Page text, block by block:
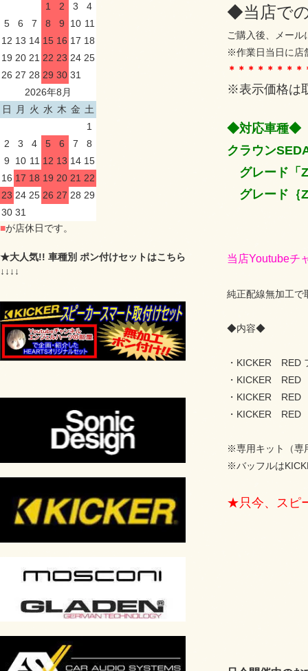
1
2 3
4
5
6 7 8 9 10 11
12 13 14 15 16 17 18
19 20 21 22 23 24 25
26 27 28 29 30 31
2026年8月
日
月 火 水 木 金 土
1
2
3 4 5 6 7
8
9
10 11 12 13 14 15
16 17 18 19 20 21 22
23 24 25 26 27 28 29
30 31
■が店休日です。
★大人気!! 車種別 ポン付けセットはこちら
↓↓↓↓
◆当店で
ご購入後、メー
※作業日当日に店
＊＊＊＊＊＊＊
※表示価格は
◆対応車種
クラウン
グレード「
グレード｛
当店Youtubeチ
純正配線無加工で
◆内容◆
・KICKER RED
・KICKER RED
・KICKER RED
・KICKER RED
※専用キット（専
※バッフルは
★只今、スピ